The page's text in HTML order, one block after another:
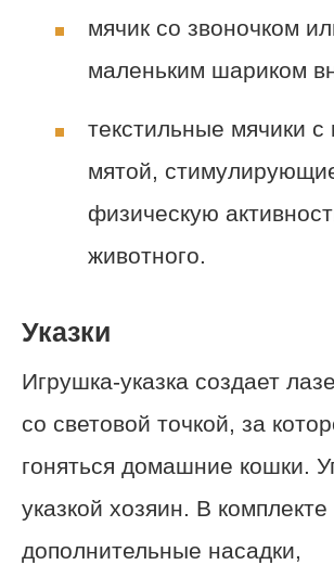
мячик со звоночком
маленьким шариком
текстильные мячики с
мятой,
физическую
животного.
Указки
Игрушка-указка создает
со световой точкой, за
гоняться домашние кошки.
указкой хозяин. В
дополнительные насадки,